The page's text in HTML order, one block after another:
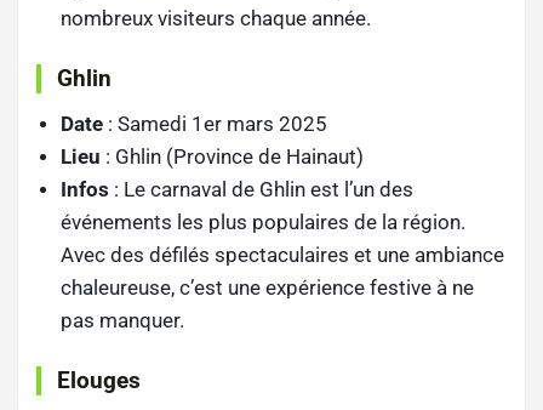
nombreux visiteurs chaque année.
Ghlin
Date : Samedi 1er mars 2025
Lieu : Ghlin (Province de Hainaut)
Infos : Le carnaval de Ghlin est l’un des
événements les plus populaires de la région.
Avec des défilés spectaculaires et une ambiance
chaleureuse, c’est une expérience festive à ne
pas manquer.
Elouges